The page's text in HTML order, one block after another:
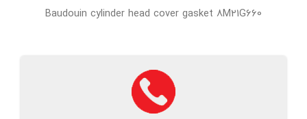
Baudouin cylinder head cover gasket 8M21G660